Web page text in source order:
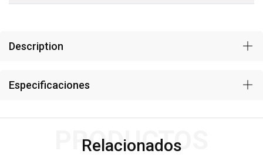
Description
Especificaciones
Relacionados
PRODUCTOS